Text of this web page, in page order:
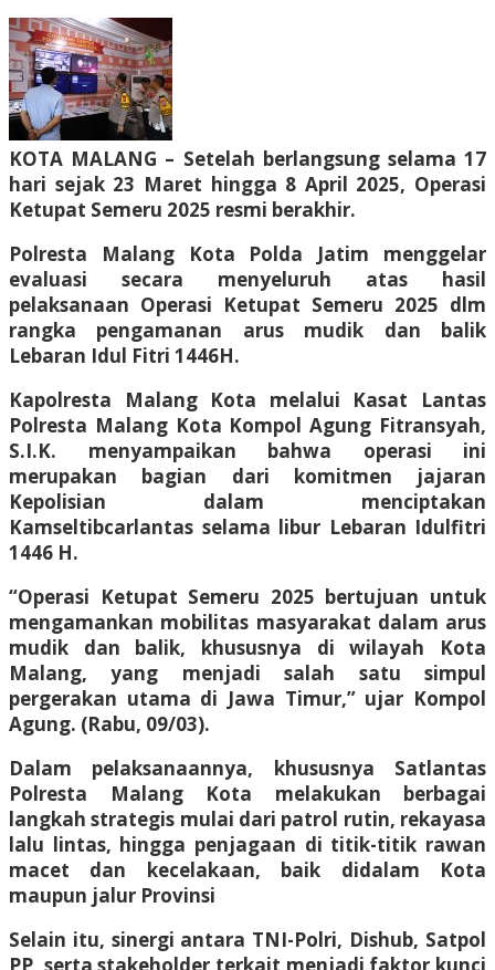
KOTA MALANG – Setelah berlangsung selama 17
hari sejak 23 Maret hingga 8 April 2025, Operasi
Ketupat Semeru 2025 resmi berakhir.
Polresta Malang Kota Polda Jatim menggelar
evaluasi secara menyeluruh atas hasil
pelaksanaan Operasi Ketupat Semeru 2025 dlm
rangka pengamanan arus mudik dan balik
Lebaran Idul Fitri 1446H.
Kapolresta Malang Kota melalui Kasat Lantas
Polresta Malang Kota Kompol Agung Fitransyah,
S.I.K. menyampaikan bahwa operasi ini
merupakan bagian dari komitmen jajaran
Kepolisian dalam menciptakan
Kamseltibcarlantas selama libur Lebaran Idulfitri
1446 H.
“Operasi Ketupat Semeru 2025 bertujuan untuk
mengamankan mobilitas masyarakat dalam arus
mudik dan balik, khususnya di wilayah Kota
Malang, yang menjadi salah satu simpul
pergerakan utama di Jawa Timur,” ujar Kompol
Agung. (Rabu, 09/03).
Dalam pelaksanaannya, khususnya Satlantas
Polresta Malang Kota melakukan berbagai
langkah strategis mulai dari patrol rutin, rekayasa
lalu lintas, hingga penjagaan di titik-titik rawan
macet dan kecelakaan, baik didalam Kota
maupun jalur Provinsi
Selain itu, sinergi antara TNI-Polri, Dishub, Satpol
PP, serta stakeholder terkait menjadi faktor kunci